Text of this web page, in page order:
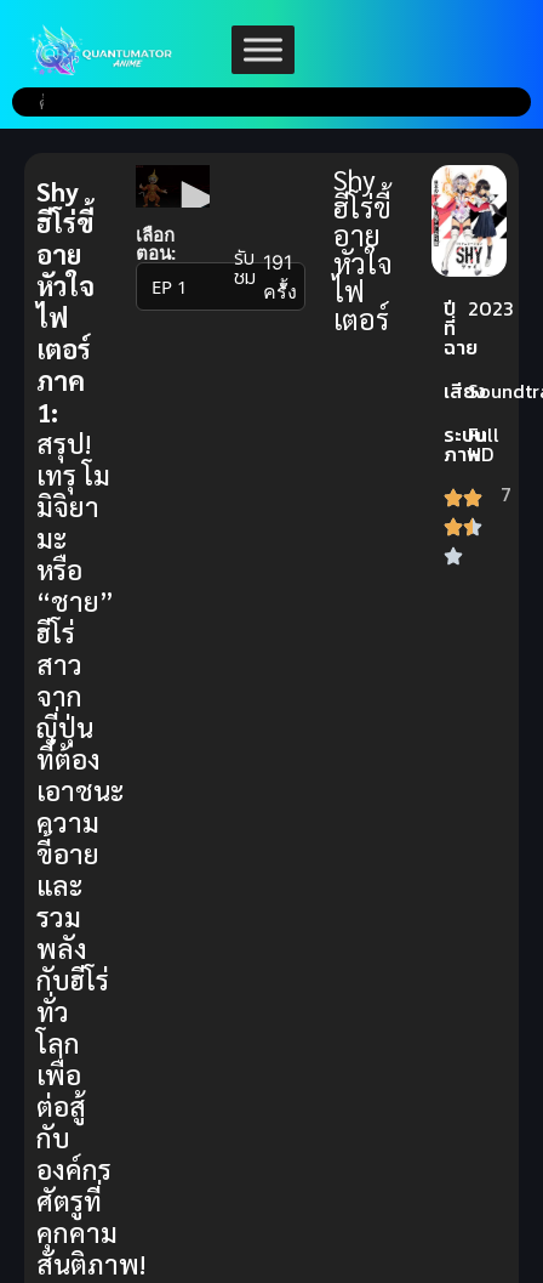
เลือก
ตอน:
▼
รับ
ชม 191
ครั้ง
Shy
ฮีโร่ขี้
อาย
หัวใจ
ไฟ
เตอร์ ปี
ที่
ฉาย
2023
เสียง
ระบบ
ภาพ
Full
HD
7
Shy
ฮีโร่ขี้
อาย
หัวใจ
ไฟ
เตอร์
ภาค
1:
สรุป!
เทรุ โม
มิจิยา
มะ
หรือ
“ชาย”
ฮีโร่
สาว
จาก
ญี่ปุ่น
ที่ต้อง
เอาชนะ
ความ
ขี้อาย
และ
รวม
พลัง
กับฮีโร่
ทั่ว
โลก
เพื่อ
ต่อสู้
กับ
องค์กร
ศัตรูที่
คุกคาม
สันติภาพ!